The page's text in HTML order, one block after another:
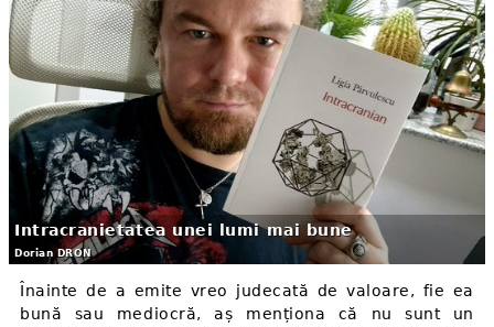
Intracranietatea unei lumi mai bune
Dorian DRON
Înainte de a emite vreo judecată de valoare, fie ea
bună sau mediocră, aș menționa că nu sunt un